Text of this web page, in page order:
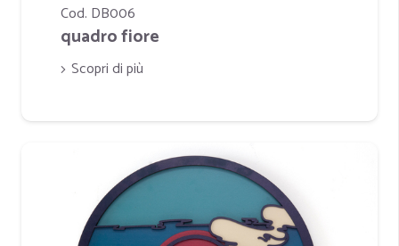
Cod. DB006
quadro fiore
Scopri di più